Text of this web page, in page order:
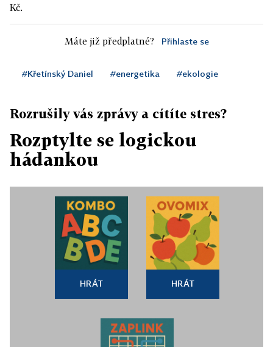
Kč.
Máte již předplatné? Přihlaste se
#Křetínský Daniel #energetika #ekologie
Rozrušily vás zprávy a cítíte stres?
Rozptylte se logickou
hádankou
HRÁT HRÁT